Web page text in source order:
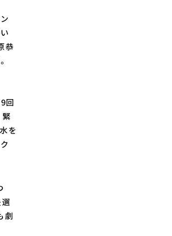
恭
回
を
劇